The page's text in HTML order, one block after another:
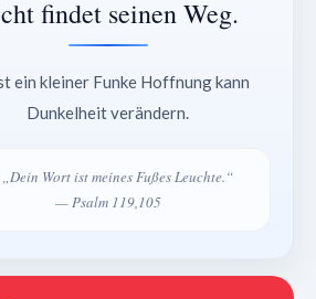
findet seinen Weg.
ein kleiner Funke Hoffnung kann
Dunkelheit verändern.
„Dein Wort ist meines Fußes Leuchte.“
— Psalm 119,105